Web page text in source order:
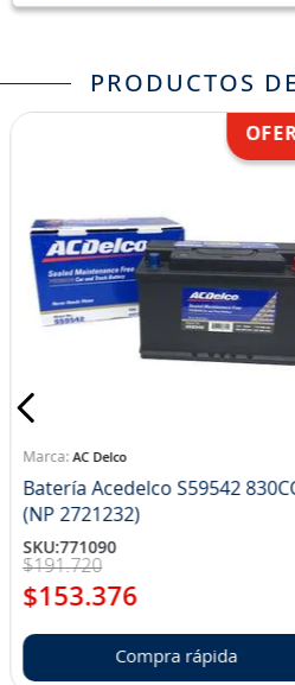
PRODUCTOS
AC Delco
Batería Acedelco S59542
(NP 2721232)
SKU:771090
$191.720
$153.376
Compra rápida